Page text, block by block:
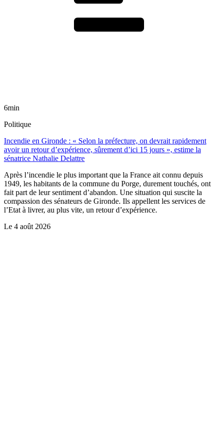
6min
Politique
Incendie en Gironde : « Selon la préfecture, on devrait rapidement
avoir un retour d’expérience, sûrement d’ici 15 jours », estime la
sénatrice Nathalie Delattre
Après l’incendie le plus important que la France ait connu depuis
1949, les habitants de la commune du Porge, durement touchés, ont
fait part de leur sentiment d’abandon. Une situation qui suscite la
compassion des sénateurs de Gironde. Ils appellent les services de
l’Etat à livrer, au plus vite, un retour d’expérience.
Le 4 août 2026